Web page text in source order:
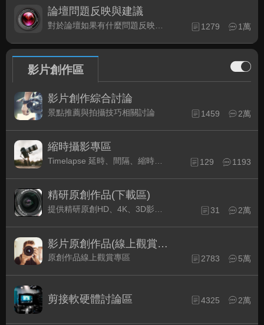
論壇問題反映與建議
對於論壇如果有什麼問題反映或是建議, 竭誠歡迎在這裡盡情發表 1279 1萬
影片創作區
影片創作綜合討論
景點推薦與拍攝技巧相關討論 1459 2萬
縮時攝影專區
129 1193
精研原創作品(下載區)
提供精研原創HD、4K、3D影片作品下載專區 31 2萬
影片原創作品(線上觀賞區)
原創作品線上觀賞專區 2783 5萬
剪接軟硬體討論區 4325 2萬